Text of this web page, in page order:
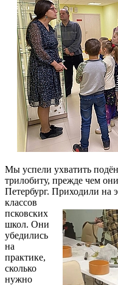
Мы успели ухватить
трилобиту, прежде чем
Петербург. Приходили на
классов
псковских
школ. Они
убедились
на
практике,
сколько
нужно